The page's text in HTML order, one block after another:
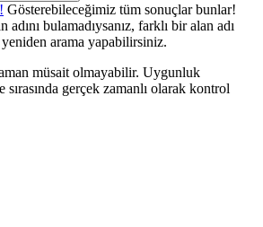
Gösterebileceğimiz tüm sonuçlar bunlar!
adını bulamadıysanız, farklı bir alan adı
arama yapabilirsiniz.
müsait olmayabilir. Uygunluk
sırasında gerçek zamanlı olarak kontrol